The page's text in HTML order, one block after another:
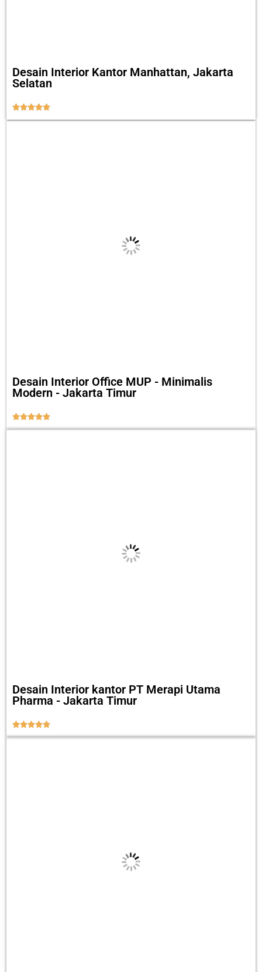
Desain Interior Kantor Manhattan, Jakarta
Selatan

Desain Interior Office MUP - Minimalis
Modern - Jakarta Timur

Desain Interior kantor PT Merapi Utama
Pharma - Jakarta Timur
